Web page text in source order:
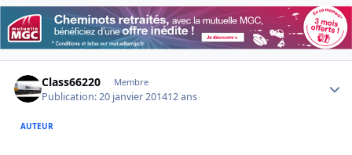
Class66220 Membre
Publication:20 janvier 201412 ans
AUTEUR